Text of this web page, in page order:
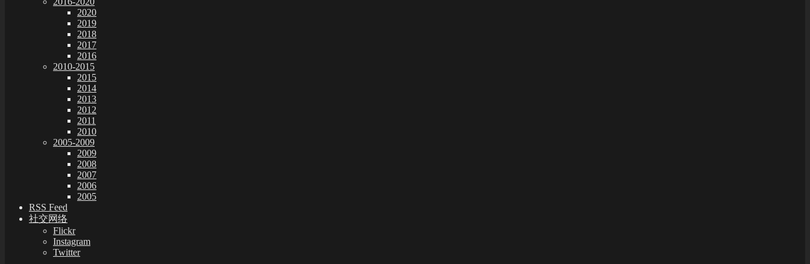
2020
2019
2018
2017
2016
2010-2015
2015
2014
2013
2012
2011
2010
2005-2009
2009
2008
2007
2006
2005
RSS Feed
社交网络
Flickr
Instagram
Twitter